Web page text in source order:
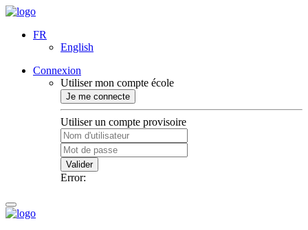
FR
English
Connexion
Utiliser mon compte école
Je me connecte
Utiliser un compte provisoire
Valider
Error: